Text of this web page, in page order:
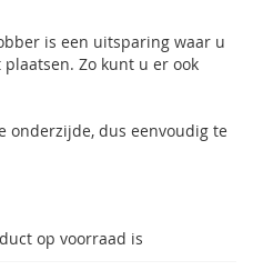
is een uitsparing waar u
Zo kunt u er ook
onderzijde, dus eenvoudig te
op voorraad is